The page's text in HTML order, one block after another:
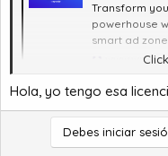
Transform
powerhouse
smart ad
www.wp-
Hola, yo tengo esa
Debes iniciar